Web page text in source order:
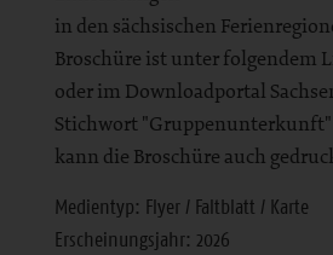
in den sächsischen
Broschüre ist unter folgendem
oder im Downloadportal
Stichwort
kann die Broschüre auch
Medientyp: Flyer / Faltblatt / Karte
Erscheinungsjahr: 2026